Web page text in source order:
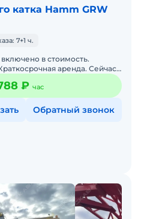
катка Hamm GRW
7+1 ч.
в стоимость.
аренда. Сейчас
₽ час
Обратный звонок